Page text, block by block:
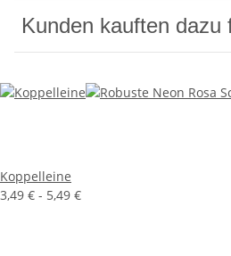
Kunden kauften dazu
Koppelleine
3,49 € - 5,49 €